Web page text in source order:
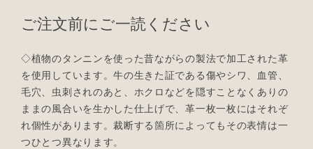
ご注文前にご一読ください
◇植物のタンニンを使った昔ながらの製法で加工された革
を使用しています。牛の生きた証である傷やシワ、血管、
毛穴、虫刺されのあと、ホクロなどを隠すことなくありの
ままの風合いを生かした仕上げで、革一枚一枚にはそれぞ
れ個性があります。裁断する箇所によってもその表情は一
つひとつ異なります。